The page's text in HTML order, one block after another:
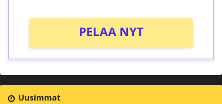
PELAA NYT
Uusimmat